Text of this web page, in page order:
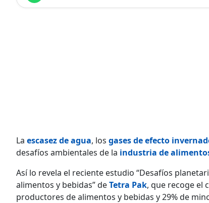
La escasez de agua, los gases de efecto
desafíos ambientales de la industria de
Así lo revela el reciente estudio “Desafíos
alimentos y bebidas” deTetra Pak, que recoge el
productores de alimentos y bebidas y 29% de